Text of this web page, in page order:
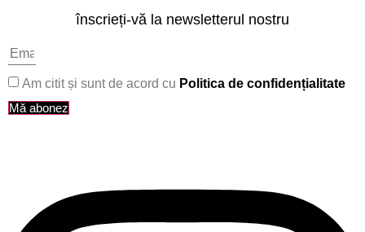
înscrieți-vă la newsletterul nostru
Am citit și sunt de acord cu Politica de confidențialitate
Mă abonez